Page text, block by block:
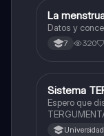
Biologia
La
Datos y
7 320
Biologia
Sistema
Espero que
Universidad